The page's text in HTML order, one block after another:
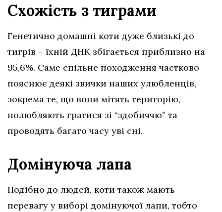
Схожість з тиграми
Генетично домашні коти дуже близькі до
тигрів – їхній ДНК збігається приблизно на
95,6%. Саме спільне походження частково
пояснює деякі звички наших улюбленців,
зокрема те, що вони мітять територію,
полюбляють гратися зі “здобиччю” та
проводять багато часу уві сні.
Домінуюча лапа
Подібно до людей, коти також мають
перевагу у виборі домінуючої лапи, тобто